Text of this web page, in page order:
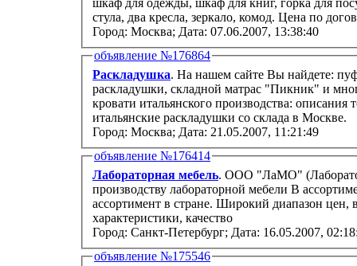
шкаф для одежды, шкаф для книг, горка для
стула, два кресла, зеркало, комод. Цена по
Город: Москва; Дата: 07.06.2007, 13:38:40
объявление №176864
Раскладушка. На нашем сайте Вы найдете:
раскладушки, складной матрас "Пикник" и многое другое.
кровати итальянского производства:
итальянские раскладушки со склада в Москве.
Город: Москва; Дата: 21.05.2007, 11:21:49
объявление №176414
Лабораторная мебель. ООО "ЛаМО"
производству лабораторной мебели В ассортименте 7 серий мебели. Самый широкий
ассортимент в стране. Широкий диапазон цен, высокие эксплутационные
характеристики, качество
Город: Санкт-Петербург; Дата: 16.05.2007,
объявление №175546